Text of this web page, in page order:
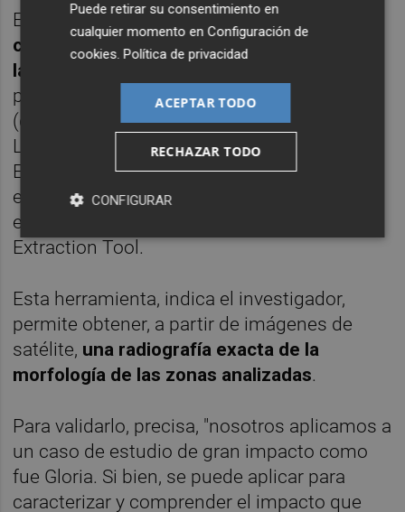
En su estudio,los investigadores de la UPV
caracterizaron los cambios de posición de
la línea de costa de forma automática
partir de las imágenes de satélite Sentinel-2
(de la Agencia Espacial Europea, ESA) y
Landsat 8 (del Servicio geológico de los
Estados Unidos, USGS y de la NASA),
empleando la herramienta SAET -acrónimo
en inglés de Shoreline Analysis and
Extraction Tool.
Esta herramienta, indica el investigador,
permite obtener, a partir de imágenes de
satélite, una radiografía exacta de la
morfología de las zonas analizadas.
Para validarlo, precisa, "nosotros aplicamos a
un caso de estudio de gran impacto como
fue Gloria. Si bien, se puede aplicar para
caracterizar y comprender el impacto que
Puede retirar su consentimiento en
cualquier momento enConfiguración de
cookies.Política de privacidad
ACEPTAR TODO
RECHAZAR TODO
CONFIGURAR